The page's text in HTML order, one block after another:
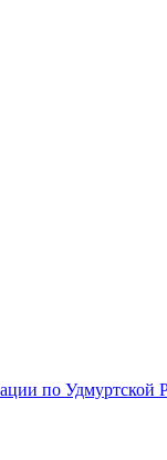
по Удмуртской